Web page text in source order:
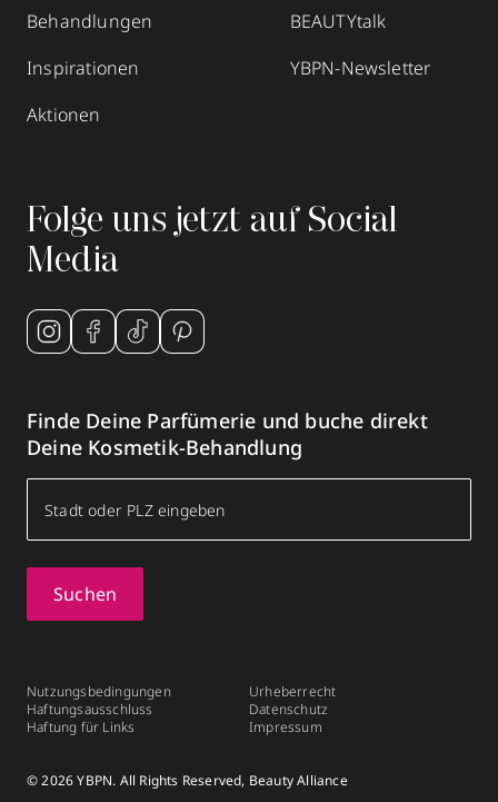
Behandlungen
Inspirationen
Aktionen
BEAUTYtalk
YBPN-Newsletter
Folge uns jetzt auf Social
Media
Finde Deine Parfümerie und buche direkt
Deine Kosmetik-Behandlung
Suchen
Nutzungsbedingungen
Haftungsausschluss
Haftung für Links
Urheberrecht
Datenschutz
Impressum
© 2026 YBPN. All Rights Reserved, Beauty Alliance